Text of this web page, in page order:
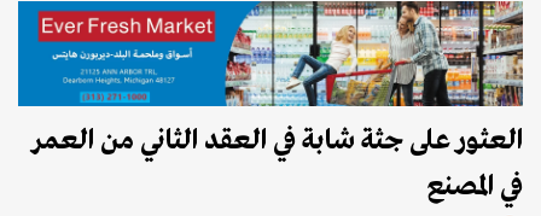
العثور على جثة شابة في العقد الثاني من العمر
في المصنع